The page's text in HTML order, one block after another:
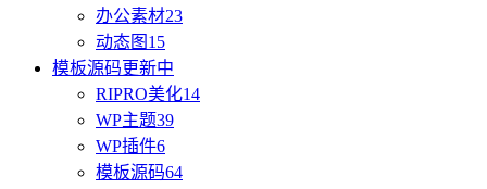
办公素材23
动态图 15
模板源码更新中
RIPRO美化14
WP主题39
WP插件6
模板源码64